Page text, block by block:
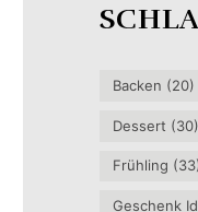
Backen (20)
Dessert (30)
Frühling
Geschenk